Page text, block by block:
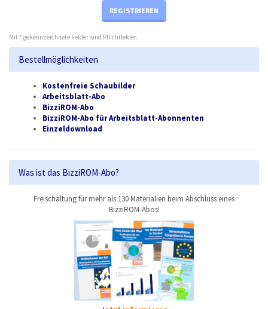
REGISTRIEREN
Mit * gekennzeichnete Felder sind Pflichtfelder.
Bestellmöglichkeiten
Kostenfreie Schaubilder
Arbeitsblatt-Abo
BizziROM-Abo
BizziROM-Abo für Arbeitsblatt-Abonnenten
Einzeldownload
Was ist das BizziROM-Abo?
Freischaltung für mehr als 130 Materialien beim Abschluss eines
BizziROM-Abos!